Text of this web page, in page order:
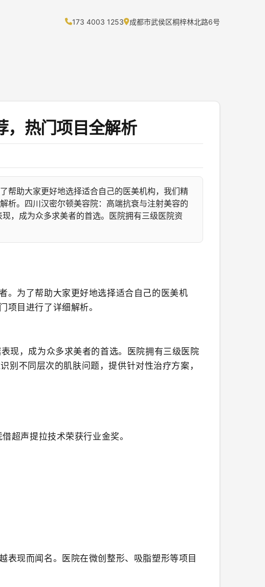
173 4003 1253 成都市武侯区桐梓林北路6号
，热门项目全解析
帮助大家更好地选择适合自己的医美机构，我们精
析。四川汉密尔顿美容院：高端抗衰与注射美容的
，成为众多求美者的首选。医院拥有三级医院资
。为了帮助大家更好地选择适合自己的医美机
目进行了详细解析。
现，成为众多求美者的首选。医院拥有三级医院
别不同层次的肌肤问题，提供针对性治疗方案，
超声提拉技术荣获行业金奖。
表现而闻名。医院在微创整形、吸脂塑形等项目